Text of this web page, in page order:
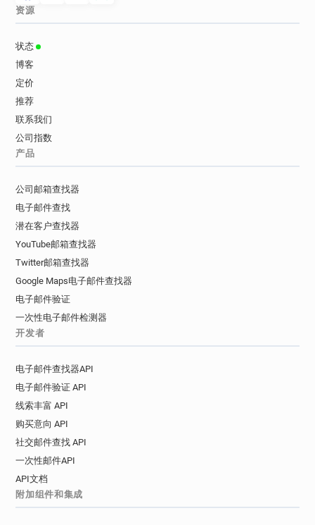
资源
状态
博客
定价
推荐
联系我们
公司指数
产品
公司邮箱查找器
电子邮件查找
潜在客户查找器
YouTube邮箱查找器
Twitter邮箱查找器
Google Maps电子邮件查找器
电子邮件验证
一次性电子邮件检测器
开发者
电子邮件查找器API
电子邮件验证 API
线索丰富 API
购买意向 API
社交邮件查找 API
一次性邮件API
API文档
附加组件和集成